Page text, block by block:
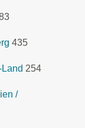
435
254
/